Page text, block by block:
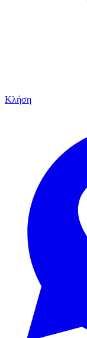
Κλήση